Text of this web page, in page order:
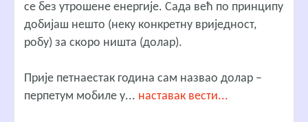
се без утрошене енергије. Сада већ по принципу
добијаш нешто (неку конкретну вриједност,
робу) за скоро ништа (долар).
Прије петнаестак година сам назвао долар –
перпетум мобиле у... наставак вести...